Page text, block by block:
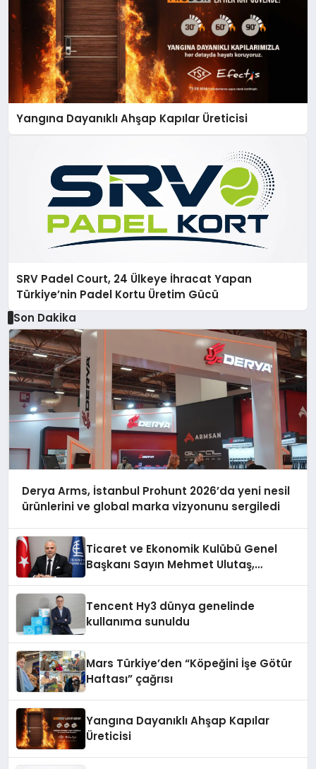
Yangına Dayanıklı Ahşap Kapılar Üreticisi
SRV Padel Court, 24 Ülkeye İhracat Yapan
Türkiye’nin Padel Kortu Üretim Gücü
Son Dakika
Derya Arms, İstanbul Prohunt 2026’da yeni nesil
ürünlerini ve global marka vizyonunu sergiledi
Ticaret ve Ekonomik Kulübü Genel
Başkanı Sayın Mehmet Ulutaş,
Tencent Hy3 dünya genelinde
kullanıma sunuldu
Mars Türkiye’den “Köpeğini İşe Götür
Haftası” çağrısı
Yangına Dayanıklı Ahşap Kapılar
Üreticisi